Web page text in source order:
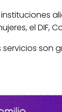
el DIF,
son